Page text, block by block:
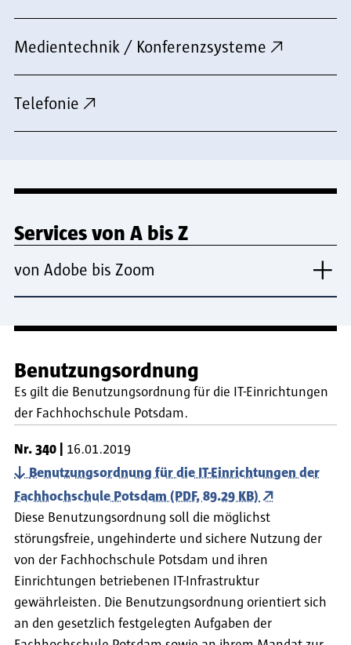
Medientechnik / Konferenzsysteme
Telefonie
Services von A bis Z
von Adobe bis Zoom
Benutzungsordnung
Es gilt die Benutzungsordnung für die IT-Einrichtungen
der Fachhochschule Potsdam.
Nr. 340
16.01.2019
Benutzungsordnung für die IT-Einrichtungen der
Fachhochschule Potsdam (PDF, 89.29 KB)
Diese Benutzungsordnung soll die möglichst
störungsfreie, ungehinderte und sichere Nutzung der
von der Fachhochschule Potsdam und ihren
Einrichtungen betriebenen IT-Infrastruktur
gewährleisten. Die Benutzungsordnung orientiert sich
an den gesetzlich festgelegten Aufgaben der